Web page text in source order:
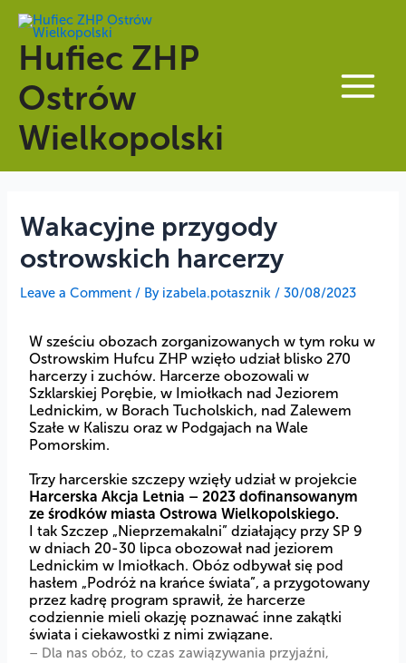
content
Hufiec ZHP
Ostrów
Wielkopolski
Wakacyjne przygody
ostrowskich harcerzy
Leave a Comment / By izabela.potasznik/30/08/2023
W sześciu obozach zorganizowanych w tym roku w
Ostrowskim Hufcu ZHP wzięło udział blisko 270
harcerzy i zuchów. Harcerze obozowali w
Szklarskiej Porębie, w Imiołkach nad Jeziorem
Lednickim, w Borach Tucholskich, nad Zalewem
Szałe w Kaliszu oraz w Podgajach na Wale
Pomorskim.
Trzy harcerskie szczepy wzięły udział w projekcie
Harcerska Akcja Letnia – 2023 dofinansowanym
ze środków miasta Ostrowa Wielkopolskiego.
I tak Szczep „Nieprzemakalni” działający przy SP 9
w dniach 20-30 lipca obozował nad jeziorem
Lednickim w Imiołkach. Obóz odbywał się pod
hasłem „Podróż na krańce świata”, a przygotowany
przez kadrę program sprawił, że harcerze
codziennie mieli okazję poznawać inne zakątki
świata i ciekawostki z nimi związane.
– Dla nas obóz, to czas zawiązywania przyjaźni,
wpisu